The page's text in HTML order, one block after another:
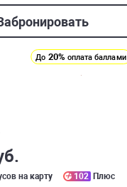
До 20% оплата баллами
на карту 102 Плюс